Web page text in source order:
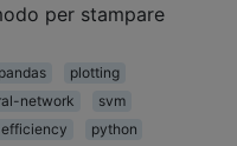
per stampare
pandas
plotting
network
svm
efficiency
python